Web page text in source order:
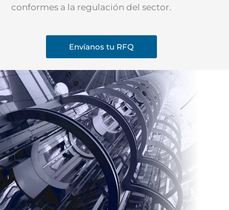
conformes a la regulación del sector.
Envíanos tu RFQ